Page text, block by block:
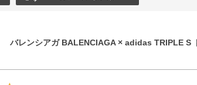
バレンシアガ BALENCIAGA × adidas TRIPLE S